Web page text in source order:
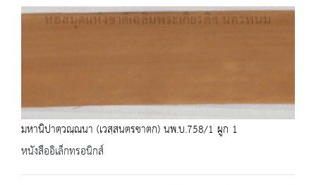
มหานิปาตฺวณฺณนา (เวสฺสนตรชาตก) นพ.บ.758/1 ผูก 1
หนังสืออิเล็กทรอนิกส์